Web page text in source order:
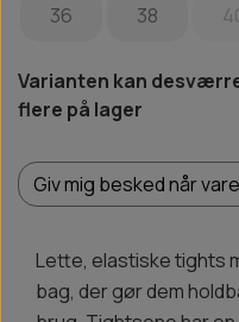
36 38
Varianten kan
flere på lager
Giv mig besked når
Lette, elastiske
bag, der gør dem